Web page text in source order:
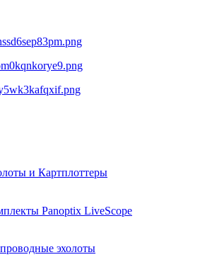
и Картплоттеры
Panoptix LiveScope
эхолоты